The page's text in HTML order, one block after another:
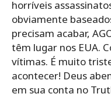
horríveis
obviamente
precisam acabar,
têm lugar nos EUA.
vítimas. É muito
acontecer! Deus
em sua conta no